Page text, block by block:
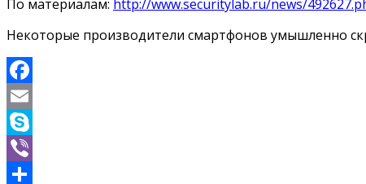
По материалам: http://www.securitylab.ru/news/
Некоторые производители смартфонов умышленно
Facebook
Email
Skype
Viber